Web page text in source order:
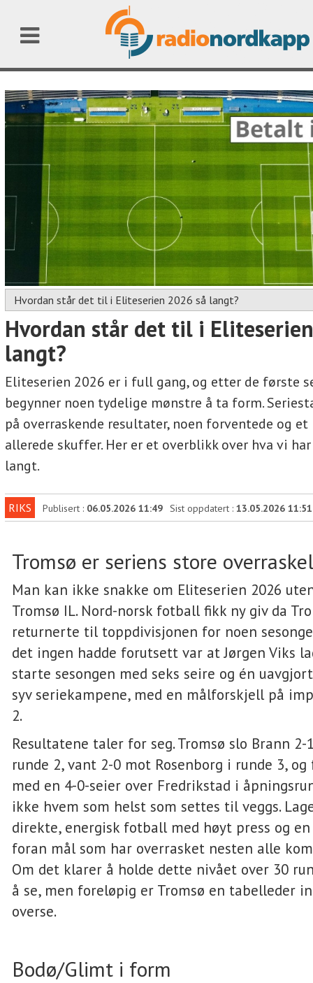
Hvordan står det til i Eliteserien 2026 så langt?
Hvordan står det til i
langt?
Eliteserien 2026 er i full gang, og etter de første
begynner noen tydelige mønstre å ta form.
på overraskende resultater, noen forventede og et
allerede skuffer. Her er et overblikk over hva vi
langt.
RIKS Publisert : 06.05.2026 11:49 Sist oppdatert : 13.05.2026 11:51
Tromsø er seriens store
Man kan ikke snakke om Eliteserien 2026
Tromsø IL. Nord-norsk fotball fikk ny giv da
returnerte til toppdivisjonen for noen
det ingen hadde forutsett var at Jørgen Viks
starte sesongen med seks seire og én
syv seriekampene, med en målforskjell på
2.
Resultatene taler for seg. Tromsø slo Brann
runde 2, vant 2-0 mot Rosenborg i runde 3,
med en 4-0-seier over Fredrikstad i
ikke hvem som helst som settes til veggs.
direkte, energisk fotball med høyt press og
foran mål som har overrasket nesten alle
Om det klarer å holde dette nivået over 30
å se, men foreløpig er Tromsø en tabelleder
overse.
Bodø/Glimt i form